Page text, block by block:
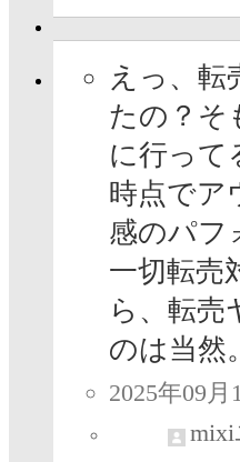
えっ、転
たの？そ
に行って
時点でア
感のパフ
一切転売
ら、転売
のは当然。
2025年09月
mixi